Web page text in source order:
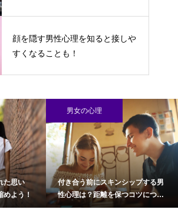
顔を隠す男性心理を知ると接しや
すくなることも！
た思い
よう！
男女の心理
付き合う前にスキンシップする男
性心理は？距離を保つコツについ
て